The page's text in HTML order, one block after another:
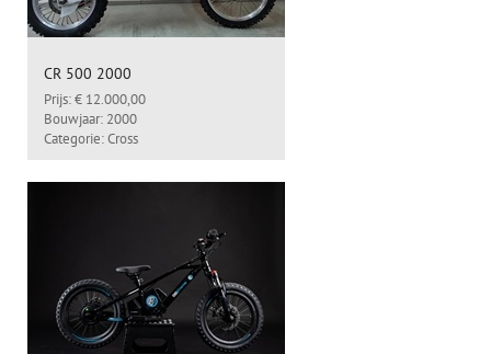
CR 500 2000
Prijs: € 12.000,00
Bouwjaar: 2000
Categorie: Cross